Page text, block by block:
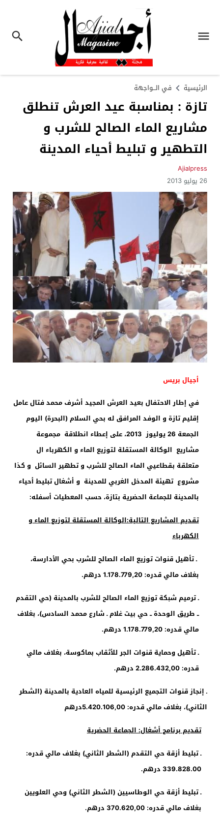
الرئيسية في الـــواجهة
تازة : بمناسبة عيد العرش تنطلق
مشاريع الماء الصالح للشرب و
التطهير و تبليط أحياء المدينة
Ajialpress
26 يوليو 2013
أجيال بريس
في إطار الاحتفال بعيد العرش المجيد أشرف محمد فتال عامل
إقليم تازة و الوفد المرافق له بحي السلام (البحرة) اليوم
الجمعة 26 يوليوز 2013، على إعطاء انطلاقة مجموعة
مشاريع الوكالة المستقلة لتوزيع الماء و الكهرباء ال
متعلقة بقطاعيي الماء الصالح للشرب و تطهير السائل و كذا
مشروع تهيئة المدخل الغربي للمدينة و أشغال تبليط أحياء
بالمدينة للجماعة الحضرية بتازة، حسب المعطيات أسفله:
تقديم المشاريع التالية:الوكالة المستقلة لتوزيع الماء و
الكهرباء
ـ تأهيل قنوات توزيع الماء الصالح للشرب بحي الأدارسة،
بغلاف مالي قدره: 1.178.779,20 درهم.
ـ ترميم شبكة توزيع الماء الصالح للشرب بالمدينة (حي التقدم
ــ طريق الوحدة ــ حي بيت غلام ـ شارع محمد السادس)، بغلاف
مالي قدره: 1.178.779,20 درهم.
ـ تأهيل وحماية قنوات الجر للأثقاب بماكوسة، بغلاف مالي
قدره: 2.286.432,00 درهم.
ـ إنجاز قنوات التجميع الرئيسية للمياه العادية بالمدينة (الشطر
الثاني)، بغلاف مالي قدره:5.420.106,00درهم
تقديم برنامج أشغال: الجماعة الحضرية
ـ تبليط أزقة حي التقدم (الشطر الثاني) بغلاف مالي قدره:
339.828.00 درهم.
ـ تبليط أزقة حي الوطاسيين (الشطر الثاني) وحي العلويين
بغلاف مالي قدره: 370.620,00 درهم.